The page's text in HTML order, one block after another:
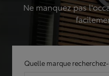
Ne manquez pas
Quelle marque